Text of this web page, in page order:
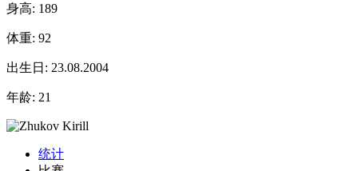
身高: 189
体重: 92
出生日: 23.08.2004
年龄: 21
统计